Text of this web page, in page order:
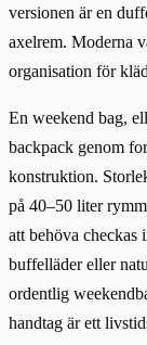
versionen är en
axelrem. Moderna
organisation för
En weekend bag,
backpack genom
konstruktion.
på 40–50 liter
att behöva checkas
buffelläder eller
ordentlig
handtag är ett